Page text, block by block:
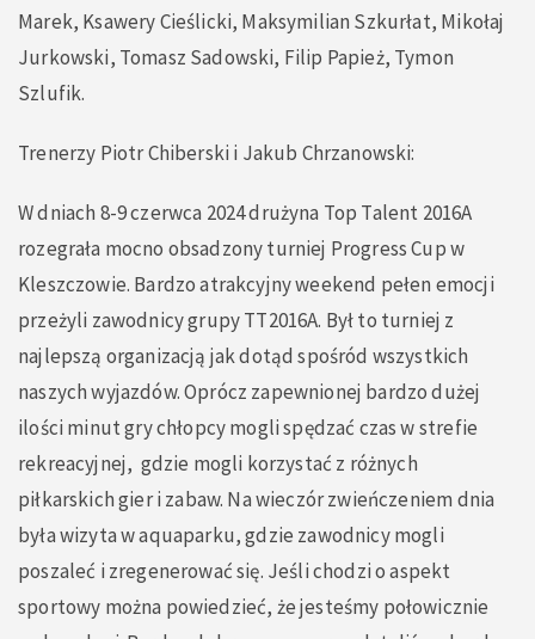
Marek, Ksawery Cieślicki, Maksymilian Szkurłat, Mikołaj
Jurkowski, Tomasz Sadowski, Filip Papież, Tymon
Szlufik.
Trenerzy Piotr Chiberski i Jakub Chrzanowski:
W dniach 8-9 czerwca 2024 drużyna Top Talent 2016A
rozegrała mocno obsadzony turniej Progress Cup w
Kleszczowie. Bardzo atrakcyjny weekend pełen emocji
przeżyli zawodnicy grupy TT2016A. Był to turniej z
najlepszą organizacją jak dotąd spośród wszystkich
naszych wyjazdów. Oprócz zapewnionej bardzo dużej
ilości minut gry chłopcy mogli spędzać czas w strefie
rekreacyjnej, gdzie mogli korzystać z różnych
piłkarskich gier i zabaw. Na wieczór zwieńczeniem dnia
była wizyta w aquaparku, gdzie zawodnicy mogli
poszaleć i zregenerować się. Jeśli chodzi o aspekt
sportowy można powiedzieć, że jesteśmy połowicznie